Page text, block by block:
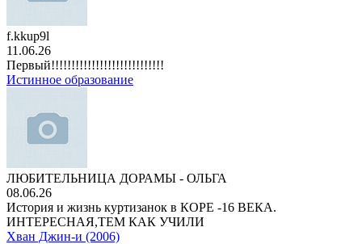
f.kkup9l
11.06.26
Первый!!!!!!!!!!!!!!!!!!!!!!!!!!!!
Истинное образование
ЛЮБИТЕЛЬНИЦА ДОРАМЫ - ОЛЬГА
08.06.26
История и жизнь куртизанок в КОРЕ -16 ВЕКА.
ИНТЕРЕСНАЯ,ТЕМ КАК УЧИЛИ
Хван Джин-и (2006)